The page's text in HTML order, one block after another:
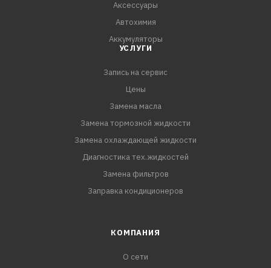
ZF/Porsche #999.917.080.00
Не использовать, если требуемой спецификации нет в
Обеспечивает надежную защиту элементов
Аксессуары
Автохимия
Аккумуляторы
УСЛУГИ
Запись на сервис
Цены
Замена масла
Замена тормозной жидкости
Замена охлаждающей жидкости
Диагностика тех.жидкостей
Замена фильтров
Заправка кондиционеров
КОМПАНИЯ
О сети